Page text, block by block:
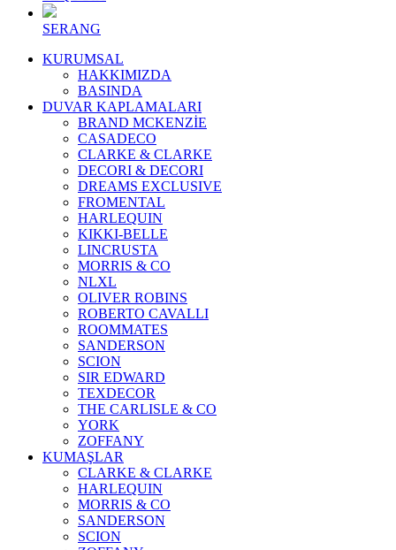
SERANG
KURUMSAL
HAKKIMIZDA
BASINDA
DUVAR KAPLAMALARI
BRAND MCKENZİE
CASADECO
CLARKE & CLARKE
DECORI & DECORI
DREAMS EXCLUSIVE
FROMENTAL
HARLEQUIN
KIKKI-BELLE
LINCRUSTA
MORRIS & CO
NLXL
OLIVER ROBINS
ROBERTO CAVALLI
ROOMMATES
SANDERSON
SCION
SIR EDWARD
TEXDECOR
THE CARLISLE & CO
YORK
ZOFFANY
KUMAŞLAR
CLARKE & CLARKE
HARLEQUIN
MORRIS & CO
SANDERSON
SCION